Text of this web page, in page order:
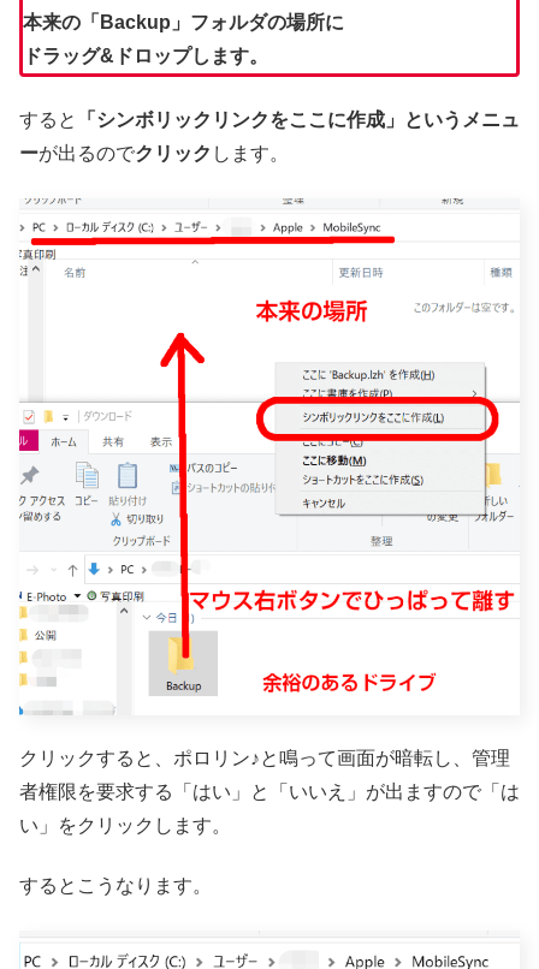
本来の「Backup」フォルダの場所に
ドラッグ&ドロップします。
すると
「シンボリックリンクをここに作成」というメニュ
ーが出るのでクリック します。
クリックすると、ポロリン♪と鳴って画面が暗転し、管理
者権限を要求する「はい」と「いいえ」が出ますので「は
い」をクリックします。
するとこうなります。